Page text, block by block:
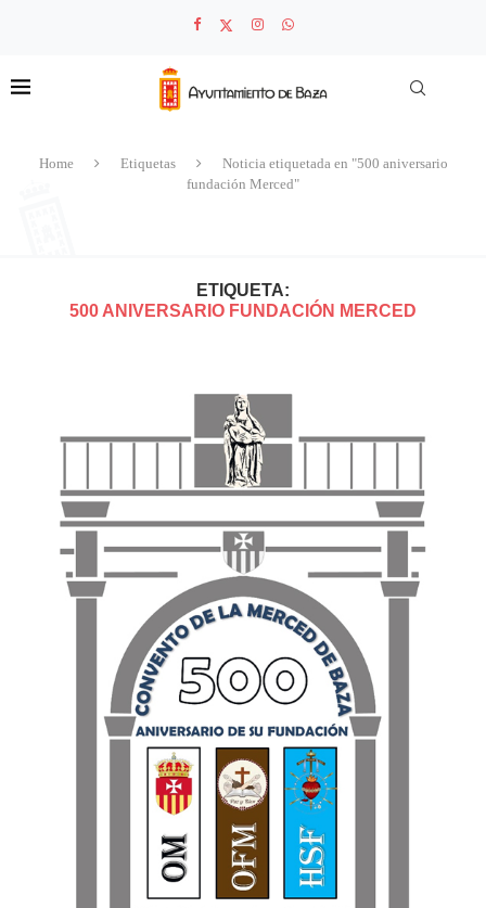
Home Etiquetas
Noticia etiquetada en "500 aniversario
fundación Merced"
ETIQUETA:
500 ANIVERSARIO FUNDACIÓN MERCED